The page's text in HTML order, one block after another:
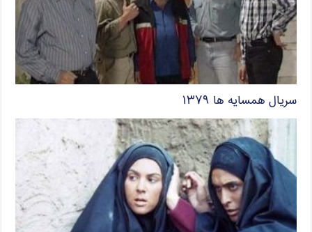
سریال همسایه ها ۱۳۷۹